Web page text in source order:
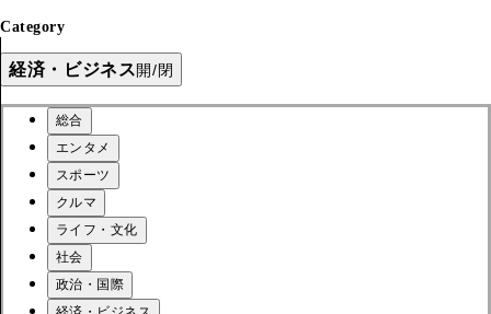
Category
経済・ビジネス開/閉
総合
エンタメ
スポーツ
クルマ
ライフ・文化
社会
政治・国際